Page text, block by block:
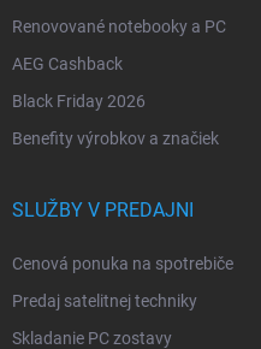
Renovované notebooky a PC
AEG Cashback
Black Friday 2026
Benefity výrobkov a značiek
SLUŽBY V PREDAJNI
Cenová ponuka na spotrebiče
Predaj satelitnej techniky
Skladanie PC zostavy